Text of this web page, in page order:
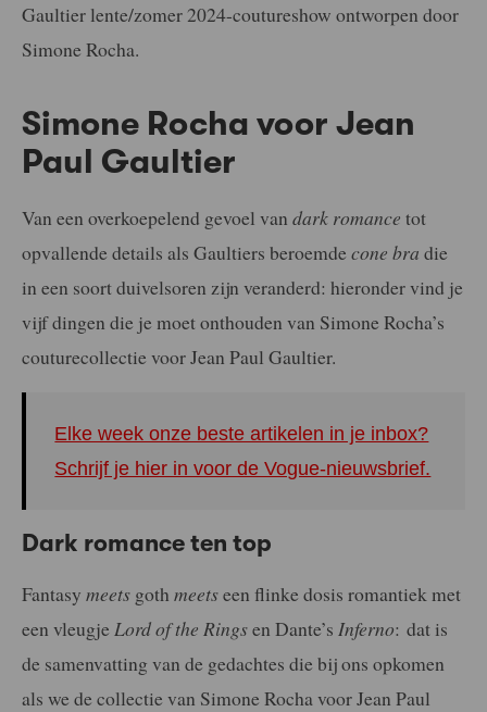
Gaultier lente/zomer 2024-coutureshow ontworpen door
Simone Rocha.
Simone Rocha voor Jean
Paul Gaultier
Van een overkoepelend gevoel van dark romance tot
opvallende details als Gaultiers beroemde cone bra die
in een soort duivelsoren zijn veranderd: hieronder vind je
vijf dingen die je moet onthouden van Simone Rocha’s
couturecollectie voor Jean Paul Gaultier.
Elke week onze beste artikelen in je inbox?
Schrijf je hier in voor de Vogue-nieuwsbrief.
Dark romance ten top
Fantasy meets goth meetseen flinke dosis romantiek met
een vleugje Lord of the Ringsen Dante’s Inferno: dat is
de samenvatting van de gedachtes die bij ons opkomen
als we de collectie van Simone Rocha voor Jean Paul